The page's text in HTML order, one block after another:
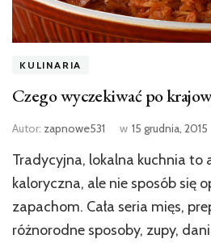
KULINARIA
Czego wyczekiwać po
Autor: zapnowe531 w 15 grudnia, 2015
Tradycyjna, lokalna kuchnia
kaloryczna, ale nie sposób się
zapachom. Cała seria mięs,
różnorodne sposoby, zupy,